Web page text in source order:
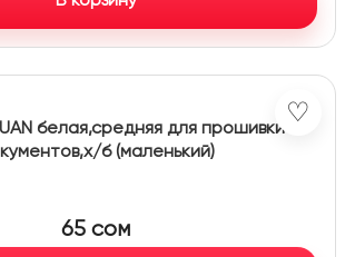
♡
белая,средняя для прошивки
б (маленький)
65 сом